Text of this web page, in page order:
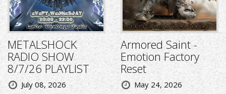
METALSHOCK
RADIO SHOW
8/7/26 PLAYLIST
July 08, 2026
Armored Saint -
Emotion Factory
Reset
May 24, 2026